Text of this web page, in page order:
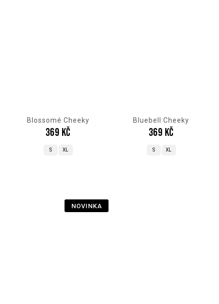
Blossomé Cheeky
369 Kč
S XL
Bluebell Cheeky
369 Kč
S XL
NOVINKA